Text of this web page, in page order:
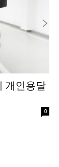
개인용달
0